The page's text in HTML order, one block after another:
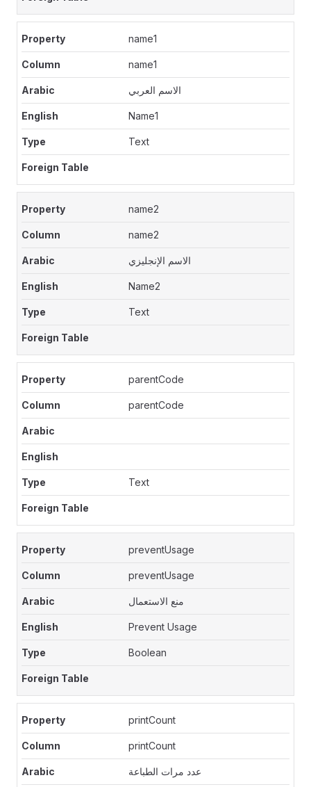
name1
name1
الاسم العربي
Name1
Text
name2
name2
الاسم الإنجليزي
Name2
Text
parentCode
parentCode
Text
preventUsage
preventUsage
منع الاستعمال
Prevent Usage
Boolean
printCount
printCount
عدد مرات الطباعة